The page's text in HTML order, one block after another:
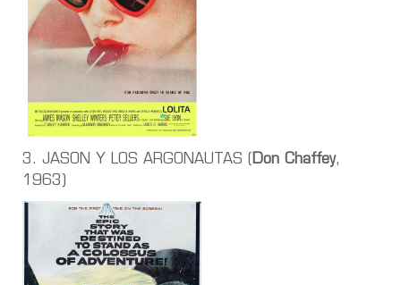
3. JASON Y LOS ARGONAUTAS ( Don Chaffey,
1963)